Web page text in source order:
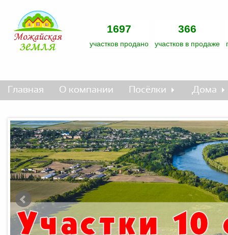
1697
участков продано
366
участков в продаже
Главная О компании Посёлки Дома